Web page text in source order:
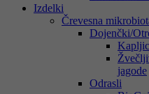
Izdelki
Črevesna
Dojenčki/
jagode
Odrasli